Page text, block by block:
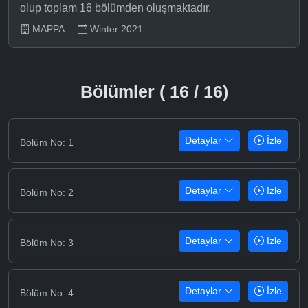
olup toplam 16 bölümden oluşmaktadır.
MAPPA Winter 2021
Bölümler ( 16 / 16)
Bölüm No: 1 Detaylar İzle
Bölüm No: 2 Detaylar İzle
Bölüm No: 3 Detaylar İzle
Bölüm No: 4 Detaylar İzle